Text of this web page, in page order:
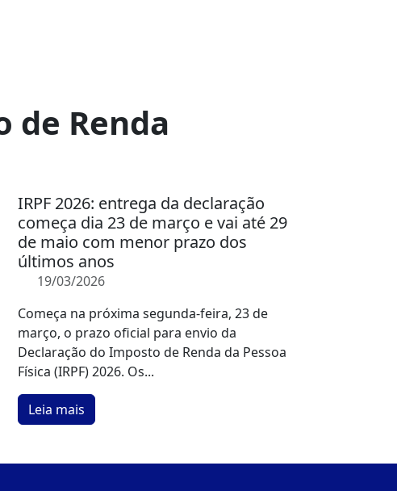
de Renda
IRPF 2026: entrega da declaração
começa dia 23 de março e vai até 29
de maio com menor prazo dos
últimos anos
19/03/2026
Começa na próxima segunda-feira, 23 de
março, o prazo oficial para envio da
Declaração do Imposto de Renda da Pessoa
Física (IRPF) 2026. Os...
Leia mais